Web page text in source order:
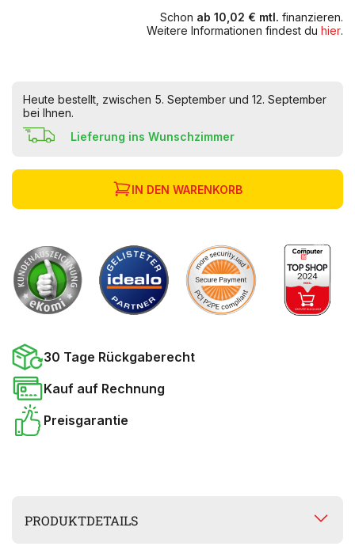
Schon ab 10,02 € mtl. finanzieren.
Weitere Informationen findest du hier.
Heute bestellt, zwischen 5. September und 12. September
bei Ihnen.
Lieferung ins Wunschzimmer
IN DEN WARENKORB
30 Tage Rückgaberecht
Kauf auf Rechnung
Preisgarantie
PRODUKTDETAILS